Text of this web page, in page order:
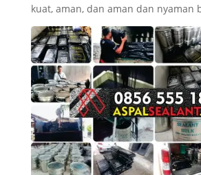
kuat, aman, dan aman dan nyaman